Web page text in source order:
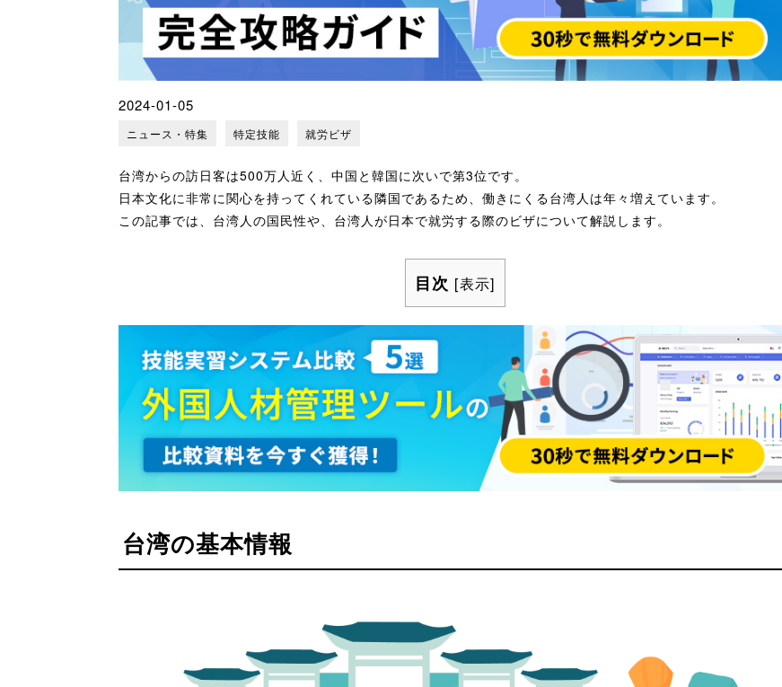
2024-01-05
ニュース・特集 特定技能 就労ビザ
台湾からの訪日客は500万人近く、中国と韓国に次いで第3位です。
日本文化に非常に関心を持ってくれている隣国であるため、働きにくる台湾人は年々増えています。
この記事では、台湾人の国民性や、台湾人が日本で就労する際のビザについて解説します。
目次 [表示]
台湾の基本情報